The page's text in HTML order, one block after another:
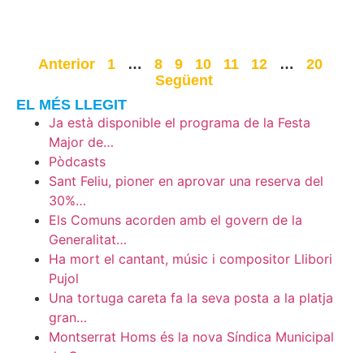
Anterior 1 … 8 9 10 11 12 …
20
Següent
EL MÉS LLEGIT
Ja està disponible el programa de la Festa
Major de…
Pòdcasts
Sant Feliu, pioner en aprovar una reserva del
30%…
Els Comuns acorden amb el govern de la
Generalitat…
Ha mort el cantant, músic i compositor Llibori
Pujol
Una tortuga careta fa la seva posta a la platja
gran…
Montserrat Homs és la nova Síndica Municipal